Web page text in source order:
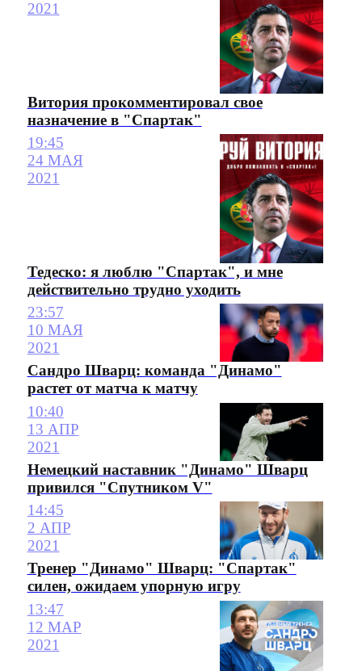
2021
Витория прокомментировал свое
назначение в "Спартак"
19:45
24 МАЯ
2021
Тедеско: я люблю "Спартак", и мне
действительно трудно уходить
23:57
10 МАЯ
2021
Сандро Шварц: команда "Динамо"
растет от матча к матчу
10:40
13 АПР
2021
Немецкий наставник "Динамо" Шварц
привился "Спутником V"
14:45
2 АПР
2021
Тренер "Динамо" Шварц: "Спартак"
силен, ожидаем упорную игру
13:47
12 МАР
2021